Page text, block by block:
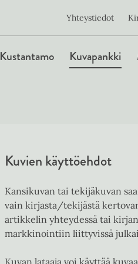
Yhteystiedot
Päävalikko
Kustantamo Kuvapankki
Kuvien käyttöehdot
Kansikuvan tai tekijäkuvan
vain kirjasta/tekijästä
artikkelin yhteydessä tai
markkinointiin liittyvissä
Kuvan lataaja voi käyttää